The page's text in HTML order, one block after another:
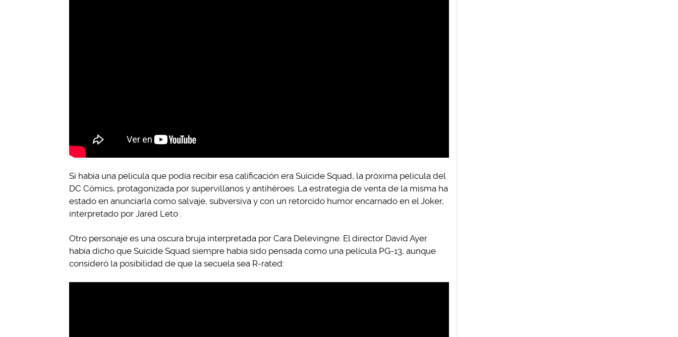
Si había una película que podía recibir esa calificación era Suicide Squad, la próxima película del
DC Cómics, protagonizada por supervillanos y antihéroes. La estrategia de venta de la misma ha
estado en anunciarla como salvaje, subversiva y con un retorcido humor encarnado en el Joker,
interpretado por Jared Leto .
Otro personaje es una oscura bruja interpretada por Cara Delevingne. El director David Ayer
había dicho que Suicide Squad siempre había sido pensada como una película PG-13, aunque
consideró la posibilidad de que la secuela sea R-rated: